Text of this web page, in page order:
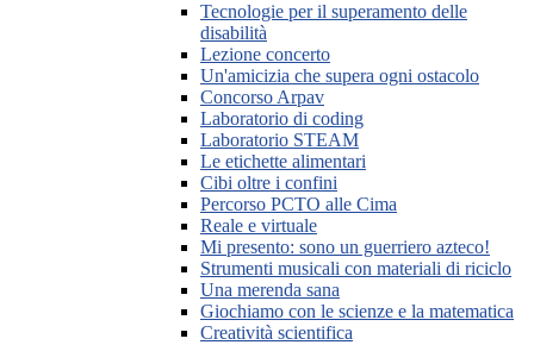
Tecnologie per il superamento delle
disabilità
Lezione concerto
Un'amicizia che supera ogni ostacolo
Concorso Arpav
Laboratorio di coding
Laboratorio STEAM
Le etichette alimentari
Cibi oltre i confini
Percorso PCTO alle Cima
Reale e virtuale
Mi presento: sono un guerriero azteco!
Strumenti musicali con materiali di riciclo
Una merenda sana
Giochiamo con le scienze e la matematica
Creatività scientifica